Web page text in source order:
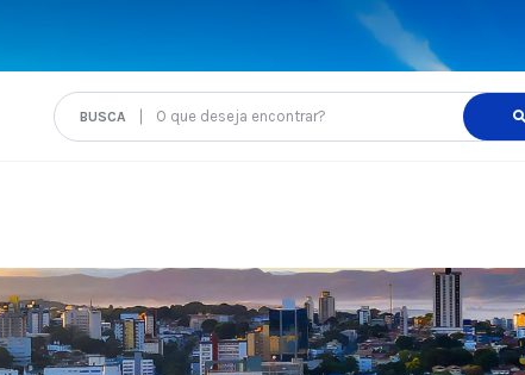
O que deseja encontrar?